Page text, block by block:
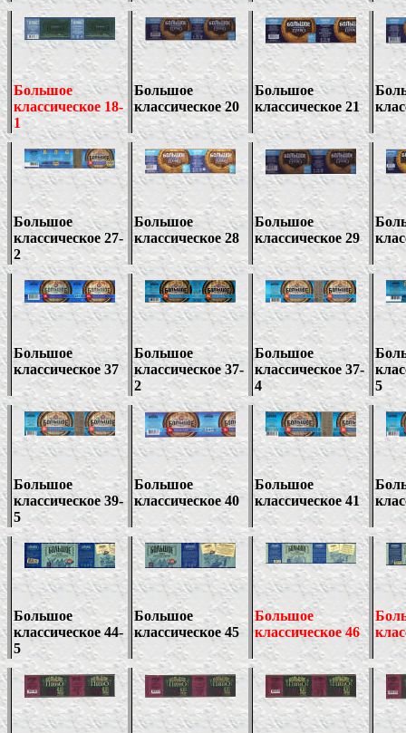
Большое
классическое 18-
1
Большое
классическое 20
Большое
классическое 21
Большое
классическое 27-
2
Большое
классическое 28
Большое
классическое 29
Большое
классическое 37
Большое
классическое37-
2
Большое
классическое 37-
4
5
Большое
классическое39-
5
Большое
классическое 40
Большое
классическое41
Большое
классическое44-
5
Большое
классическое 45
Большое
классическое 46